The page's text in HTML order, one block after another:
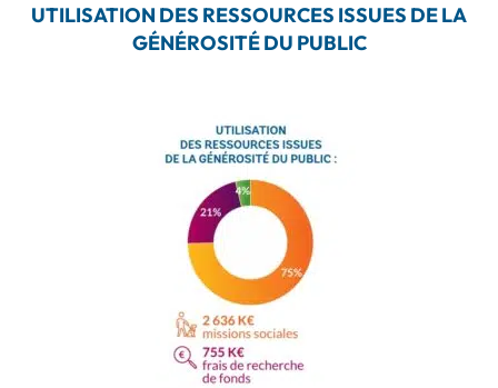
UTILISATION DES RESSOURCES ISSUES DE LA
GÉNÉROSITÉ DU PUBLIC